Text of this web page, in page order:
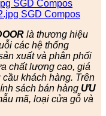
là thương hiệu
các hệ thống
xuất và phân phối
chất lượng cao, giá
khách hàng. Trên
sách bán hàng ƯU
mã, loại cửa gỗ và